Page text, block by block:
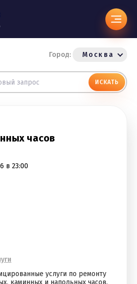
Город: Москва
ИСКАТЬ
часов
в 23:00
услуги по ремонту
каминных и напольных часов.